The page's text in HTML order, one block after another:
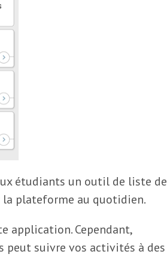
étudiants un outil de liste de
la plateforme au quotidien.
application. Cependant,
peut suivre vos activités à des